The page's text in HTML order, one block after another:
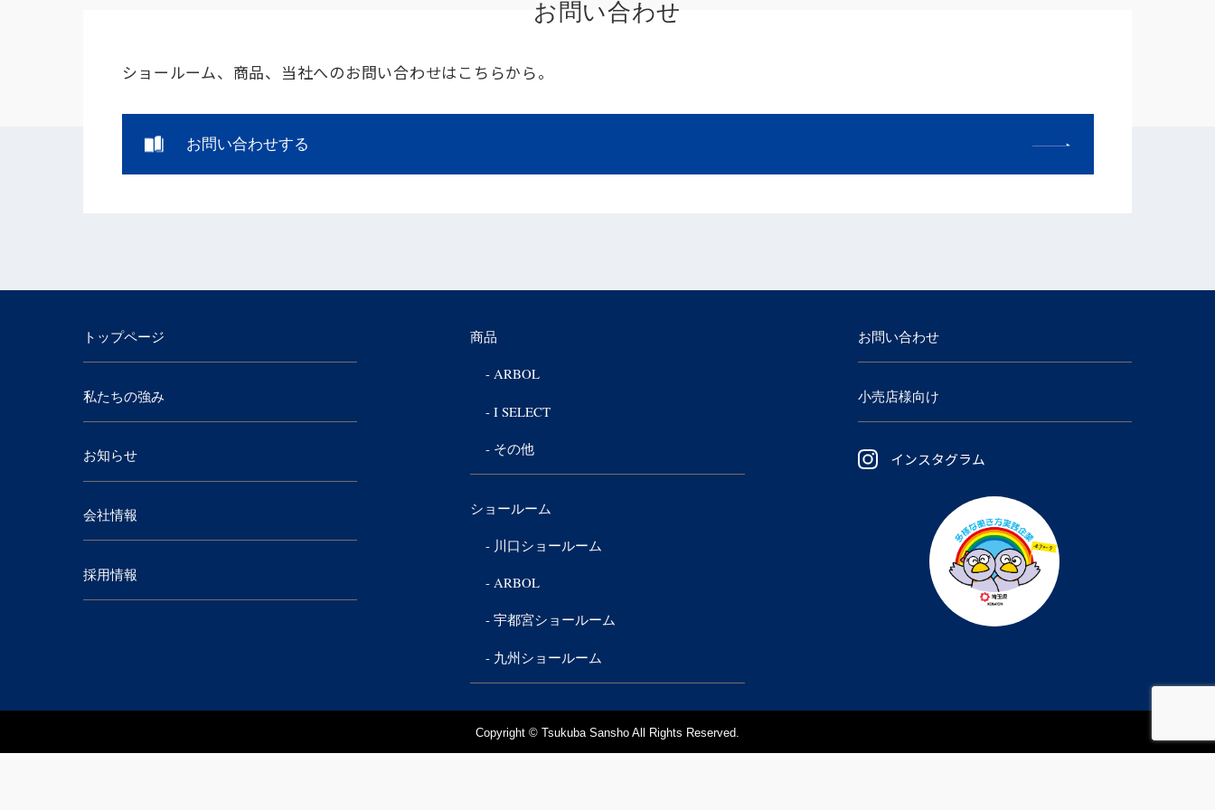
お問い合わせ
ショールーム、商品、当社へのお問い合わせはこちらから。
お問い合わせする
トップページ
私たちの強み
お知らせ
会社情報
採用情報
商品
ARBOL
I SELECT
その他
ショールーム
川口ショールーム
ARBOL
宇都宮ショールーム
九州ショールーム
お問い合わせ
小売店様向け
インスタグラム
Copyright © Tsukuba Sansho All Rights Reserved.